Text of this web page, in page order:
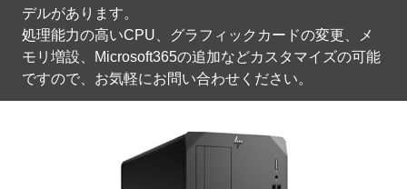
デルがあります。
処理能力の高いCPU、グラフィックカードの変更、メ
モリ増設、Microsoft365の追加などカスタマイズの可能
ですので、お気軽にお問い合わせください。